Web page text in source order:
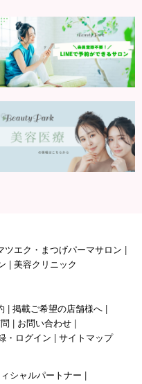
ツエク・まつげパーマサロン
美容クリニック
掲載ご希望の店舗様へ
お問い合わせ
・ログイン サイトマップ
シャルパートナー